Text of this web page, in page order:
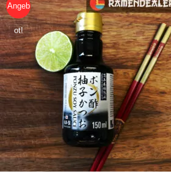
Angeb
ot!